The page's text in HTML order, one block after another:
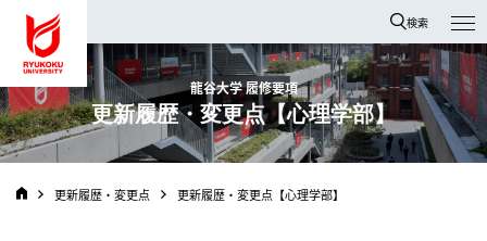
検索
龍谷大学 履修要項
更新履歴・変更点【心理学部】
更新履歴・変更点 更新履歴・変更点【心理学部】